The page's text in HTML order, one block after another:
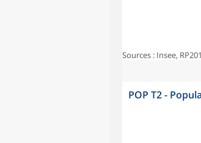
Sources : Insee,
POP T2 -